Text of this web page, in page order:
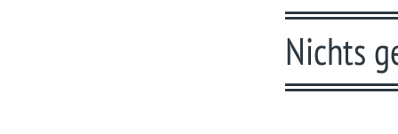
Nichts